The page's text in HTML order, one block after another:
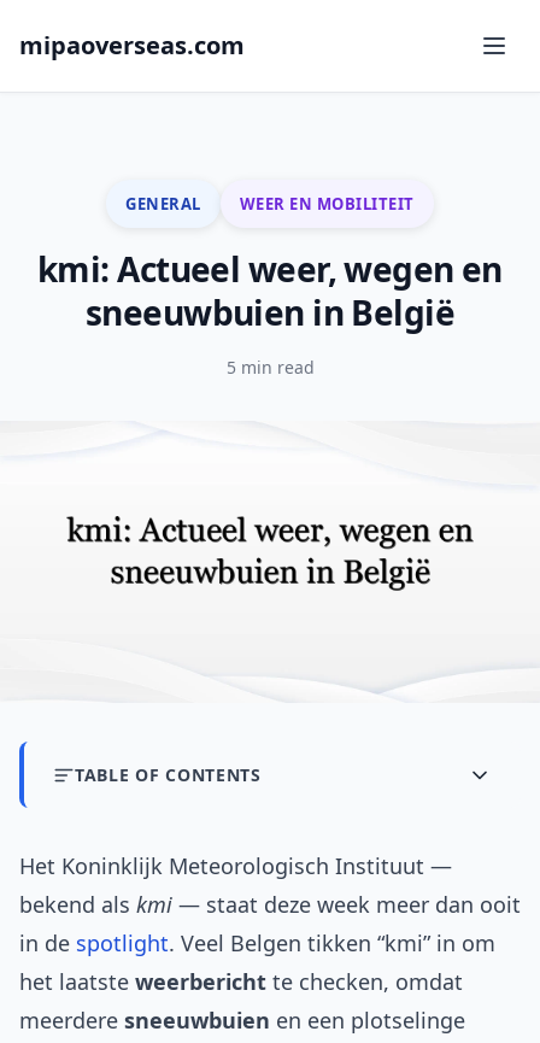
mipaoverseas.com
GENERAL WEER EN MOBILITEIT
kmi: Actueel weer, wegen en
sneeuwbuien in België
5 min read
TABLE OF CONTENTS
Het Koninklijk Meteorologisch Instituut —
bekend als kmi — staat deze week meer dan ooit
in de spotlight. Veel Belgen tikken “kmi” in om
het laatste weerbericht te checken, omdat
meerdere sneeuwbuien en een plotselinge